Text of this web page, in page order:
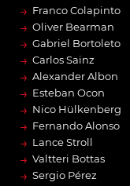
→ Franco Colapinto
→ Oliver Bearman
→ Gabriel Bortoleto
→ Carlos Sainz
→ Alexander Albon
→ Esteban Ocon
→ Nico Hülkenberg
→ Fernando Alonso
→ Lance Stroll
→ Valtteri Bottas
→ Sergio Pérez